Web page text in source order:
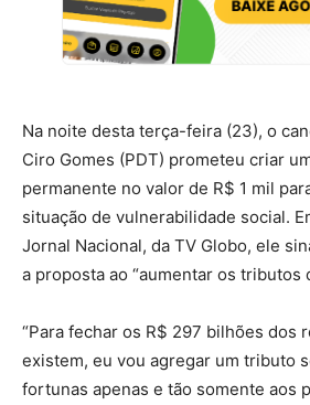
Na noite desta terça-feira (23), o
Ciro Gomes (PDT) prometeu criar
permanente no valor de R$ 1 mil
situação de vulnerabilidade social.
Jornal Nacional, da TV Globo, ele
a proposta ao “aumentar os tributos
“Para fechar os R$ 297 bilhões dos
existem, eu vou agregar um tributo
fortunas apenas e tão somente aos